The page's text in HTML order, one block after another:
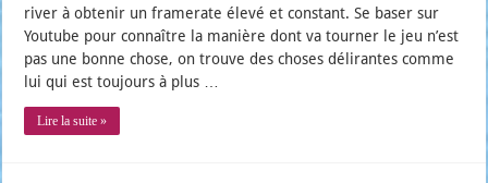
ri­ver à obte­nir un fra­me­rate éle­vé et constant. Se baser sur
You­tube pour connaître la manière dont va tour­ner le jeu n’est
pas une bonne chose, on trouve des choses déli­rantes comme
lui qui est tou­jours à plus …
Lire la suite »